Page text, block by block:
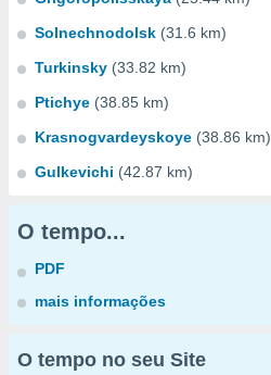
Solnechnodolsk (31.6 km)
Turkinsky (33.82 km)
Ptichye (38.85 km)
Krasnogvardeyskoye (38.86 km)
Gulkevichi (42.87 km)
O tempo...
PDF
mais informações
O tempo no seu Site